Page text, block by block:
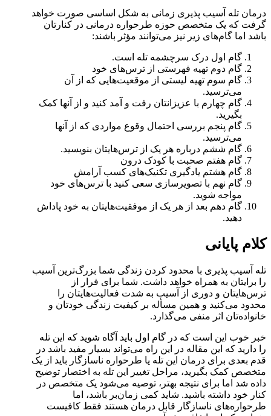
درمان تله آسیب پذیری زمانی به شکل اساسی صورت خواهد
گرفت که یک متخصص حوزه طرحواره درمانی در کنارتان
باشد اما گام‌های زیر نیز می‌توانند مؤثر باشند:
گام اول درک سرچشمه تله است.
گام دوم تهیه فهرستی از ترس‌های خود
گام سوم تهیه لیستی از موقعیت‌هایی که از آن
می‌ترسید.
گام چهارم با عزیزانتان رفت و آمد کنید و از آنها کمک
بگیرید.
گام پنجم بررسی احتمال وقوع مواردی که از آنها
می‌ترسید.
گام ششم درباره هر یک از ترس‌هایتان بنویسید.
گام هفتم صحبت با کودک درون
گام هشتم یادگیری تکنیک‌های کسب آرامش
گام نهم با تصویرسازی سعی کنید با ترس‌های خود
مواجه شوید.
گام دهم بعد از هر یک از موفقیت‌هایتان به خود پاداش
دهید.
کلام پایانی
تله آسیب پذیری با محدود کردن زندگی شما بزرگ‌ترین آسیب
را برایتان به همراه خواهد داشت. شما برای فرار از
ترس‌هایتان و دوری از آسیب به شدت فعالیت‌هایتان را
محدود می‌کنید و همین مسأله بر کیفیت زندگی خودتان و
خانواده‌تان اثر منفی می‌گذارد.
خبر خوب این است که در گام اول باید آگاه شوید که این تله
را دارید که این مقاله در این راه می‌تواند بسیار مفید باشد در
قدم بعدی برای درمان این تله یا طرحواره ناسازگار باید از یک
متخصص کمک بگیرید، مراحل تغییر این تله به اختصار توضیح
داده شد اما برای نتیجه بهتر، توصیه می‌شود یک متخصص در
کنار خود داشته باشید. شاید کمی زمان‌بر باشد، اما
طرحواره‌های ناسازگار قابل درمان هستند فقط کافیست